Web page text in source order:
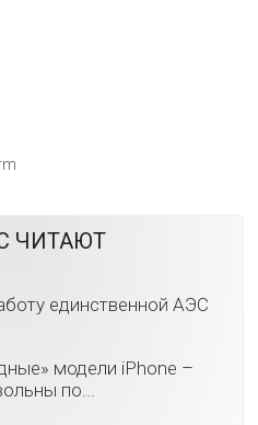
ЧИТАЮТ
единственной АЭС
модели iPhone –
по...